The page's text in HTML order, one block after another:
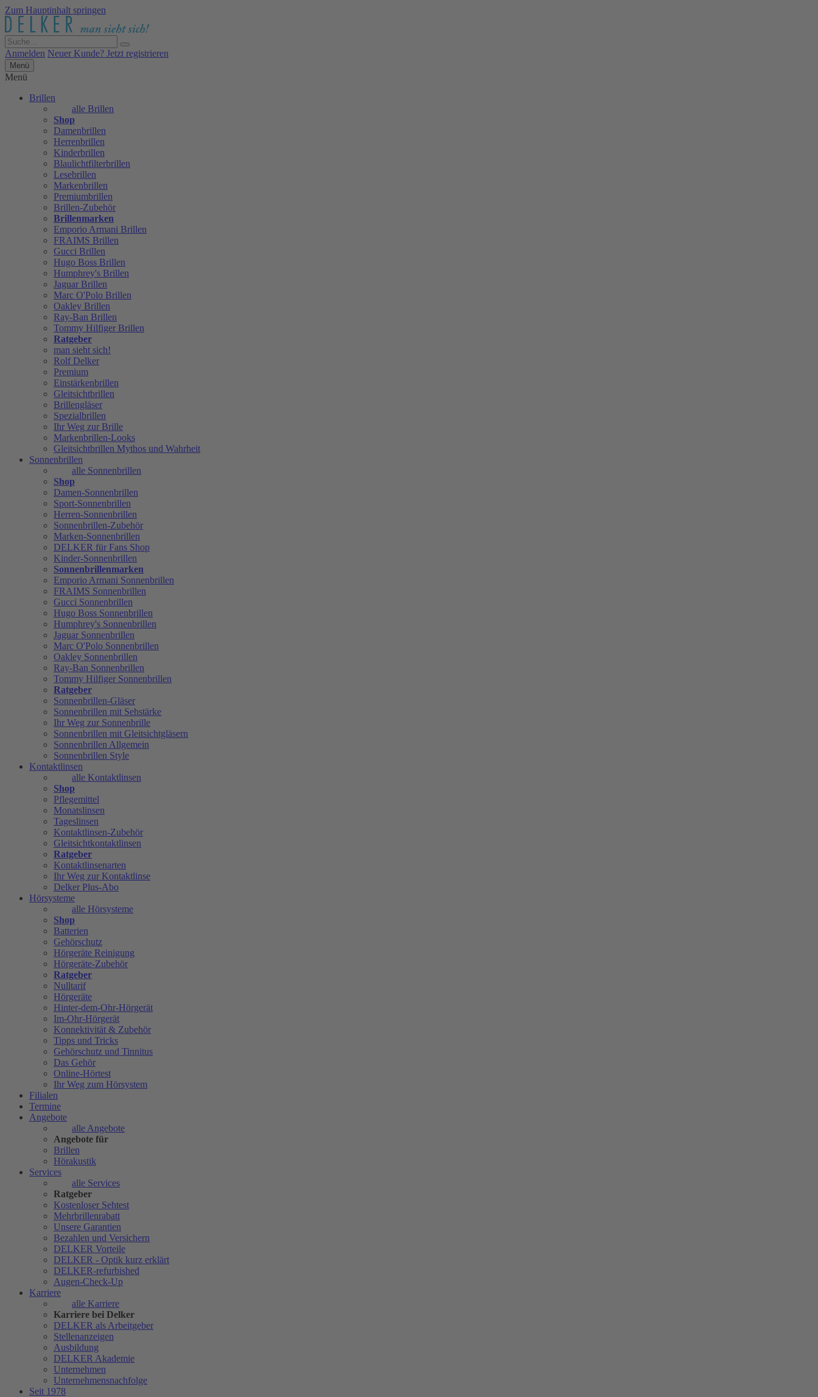
Zum Hauptinhalt springen
Anmelden Neuer Kunde? Jetzt registrieren
Menü
Menü
Brillen
alle Brillen
Shop
Damenbrillen
Herrenbrillen
Kinderbrillen
Blaulichtfilterbrillen
Lesebrillen
Markenbrillen
Premiumbrillen
Brillen-Zubehör
Brillenmarken
Emporio Armani Brillen
FRAIMS Brillen
Gucci Brillen
Hugo Boss Brillen
Humphrey's Brillen
Jaguar Brillen
Marc O'Polo Brillen
Oakley Brillen
Ray-Ban Brillen
Tommy Hilfiger Brillen
Ratgeber
man sieht sich!
Rolf Delker
Premium
Einstärkenbrillen
Gleitsichtbrillen
Brillengläser
Spezialbrillen
Ihr Weg zur Brille
Markenbrillen-Looks
Gleitsichtbrillen Mythos und Wahrheit
Sonnenbrillen
alle Sonnenbrillen
Shop
Damen-Sonnenbrillen
Sport-Sonnenbrillen
Herren-Sonnenbrillen
Sonnenbrillen-Zubehör
Marken-Sonnenbrillen
DELKER für Fans Shop
Kinder-Sonnenbrillen
Sonnenbrillenmarken
Emporio Armani Sonnenbrillen
FRAIMS Sonnenbrillen
Gucci Sonnenbrillen
Hugo Boss Sonnenbrillen
Humphrey's Sonnenbrillen
Jaguar Sonnenbrillen
Marc O'Polo Sonnenbrillen
Oakley Sonnenbrillen
Ray-Ban Sonnenbrillen
Tommy Hilfiger Sonnenbrillen
Ratgeber
Sonnenbrillen-Gläser
Sonnenbrillen mit Sehstärke
Ihr Weg zur Sonnenbrille
Sonnenbrillen mit Gleitsichtgläsern
Sonnenbrillen Allgemein
Sonnenbrillen Style
Kontaktlinsen
alle Kontaktlinsen
Shop
Pflegemittel
Monatslinsen
Tageslinsen
Kontaktlinsen-Zubehör
Gleitsichtkontaktlinsen
Ratgeber
Kontaktlinsenarten
Ihr Weg zur Kontaktlinse
Delker Plus-Abo
Hörsysteme
alle Hörsysteme
Shop
Batterien
Gehörschutz
Hörgeräte Reinigung
Hörgeräte-Zubehör
Ratgeber
Nulltarif
Hörgeräte
Hinter-dem-Ohr-Hörgerät
Im-Ohr-Hörgerät
Konnektivität & Zubehör
Tipps und Tricks
Gehörschutz und Tinnitus
Das Gehör
Online-Hörtest
Ihr Weg zum Hörsystem
Filialen
Termine
Angebote
alle Angebote
Angebote für
Brillen
Hörakustik
Services
alle Services
Ratgeber
Kostenloser Sehtest
Mehrbrillenrabatt
Unsere Garantien
Bezahlen und Versichern
DELKER Vorteile
DELKER - Optik kurz erklärt
DELKER-refurbished
Augen-Check-Up
Karriere
alle Karriere
Karriere bei Delker
DELKER als Arbeitgeber
Stellenanzeigen
Ausbildung
DELKER Akademie
Unternehmen
Unternehmensnachfolge
Seit 1978